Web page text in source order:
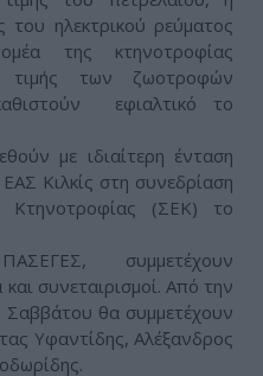
του ηλεκτρικού ρεύματος
της κτηνοτροφίας
τιμής των ζωοτροφών
εφιαλτικό το
με ιδιαίτερη ένταση
Κιλκίς στη συνεδρίαση
Κτηνοτροφίας (ΣΕΚ) το
συμμετέχουν
συνεταιρισμοί. Από την
Σαββάτου θα συμμετέχουν
Υφαντίδης, Αλέξανδρος